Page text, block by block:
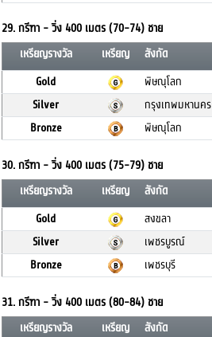
29. กรีฑา - วิ่ง 400 เมตร (70-74) ชาย
เหรียญรางวัล
เหรียญ สังกัด
Gold
พิษณุโลก
Silver
กรุงเทพมหานคร
Bronze
พิษณุโลก
30. กรีฑา - วิ่ง 400 เมตร (75-79) ชาย
เหรียญรางวัล
เหรียญ สังกัด
Gold
สงขลา
Silver
เพชรบูรณ์
Bronze
เพชรบุรี
31. กรีฑา - วิ่ง 400 เมตร (80-84) ชาย
เหรียญรางวัล
เหรียญ สังกัด